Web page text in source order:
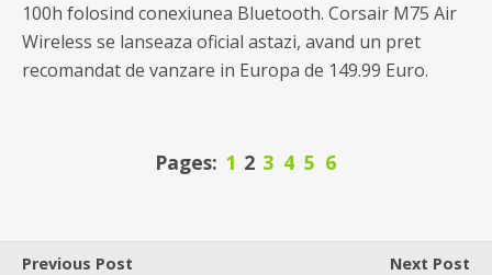
100h folosind conexiunea Bluetooth. Corsair M75 Air
Wireless se lanseaza oficial astazi, avand un pret
recomandat de vanzare in Europa de 149.99 Euro.
Pages: 1 2 3 4 5 6
Previous Post
Next Post